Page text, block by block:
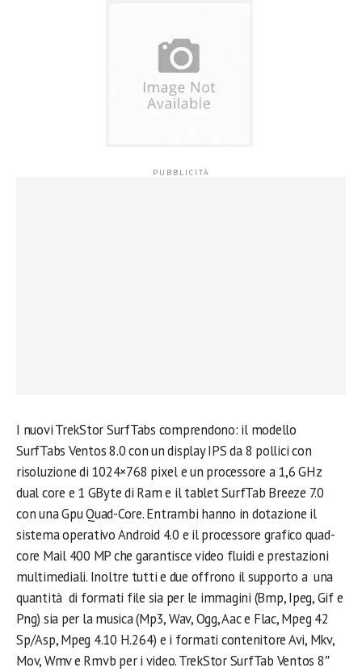
I nuovi TrekStor SurfTabs comprendono: il modello
SurfTabs Ventos 8.0 con un display IPS da 8 pollici con
risoluzione di 1024×768 pixel e un processore a 1,6 GHz
dual core e 1 GByte di Ram e il tablet SurfTab Breeze 7.0
con una Gpu Quad-Core. Entrambi hanno in dotazione il
sistema operativo Android 4.0 e il processore grafico quad-
core Mail 400 MP che garantisce video fluidi e prestazioni
multimediali. Inoltre tutti e due offrono il supporto a una
quantità di formati file sia per le immagini (Bmp, Ipeg, Gif e
Png) sia per la musica (Mp3, Wav, Ogg, Aac e Flac, Mpeg 42
Sp/Asp, Mpeg 4.10 H.264) e i formati contenitore Avi, Mkv,
Mov, Wmv e Rmvb per i video. TrekStor SurfTab Ventos 8″